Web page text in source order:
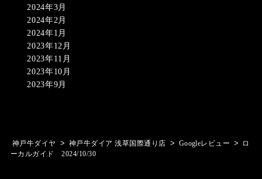
2024年3月
2024年2月
2024年1月
2023年12月
2023年11月
2023年10月
2023年9月
神戸牛ダイヤ > 神戸牛ダイア 浅草国際通り店 > Googleレビュー >
ロ
ーカルガイド 2024/10/30